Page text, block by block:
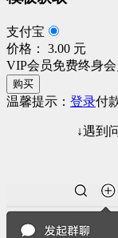
支付宝
价格： 3.00 元
VIP会员免费终身
购买
温馨提示： 登录付
↓遇到